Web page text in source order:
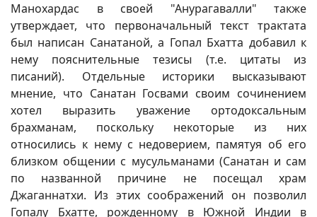
Манохардас в своей "Анурагавалли" также
утверждает, что первоначальный текст трактата
был написан Санатаной, а Гопал Бхатта добавил к
нему пояснительные тезисы (т.е. цитаты из
писаний). Отдельные историки высказывают
мнение, что Санатан Госвами своим сочинением
хотел выразить уважение ортодоксальным
брахманам, поскольку некоторые из них
относились к нему с недоверием, памятуя об его
близком общении с мусульманами (Санатан и сам
по названной причине не посещал храм
Джаганнатхи. Из этих соображений он позволил
Гопалу Бхатте, рожденному в Южной Индии в